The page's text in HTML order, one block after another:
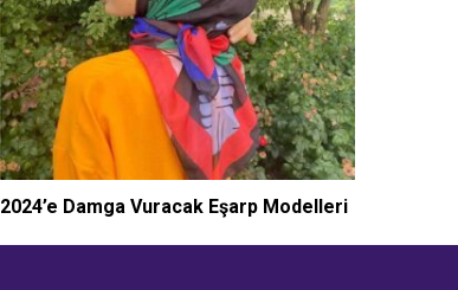
2024’e Damga Vuracak Eşarp Modelleri